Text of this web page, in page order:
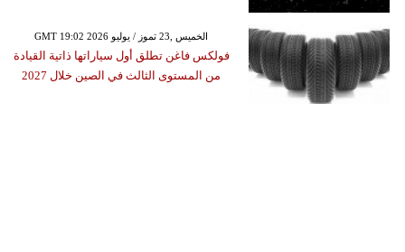
GMT 19:02 2026 الخميس ,23 تموز / يوليو
فولكس فاغن تطلق أول سياراتها ذاتية القيادة
من المستوى الثالث في الصين خلال 2027